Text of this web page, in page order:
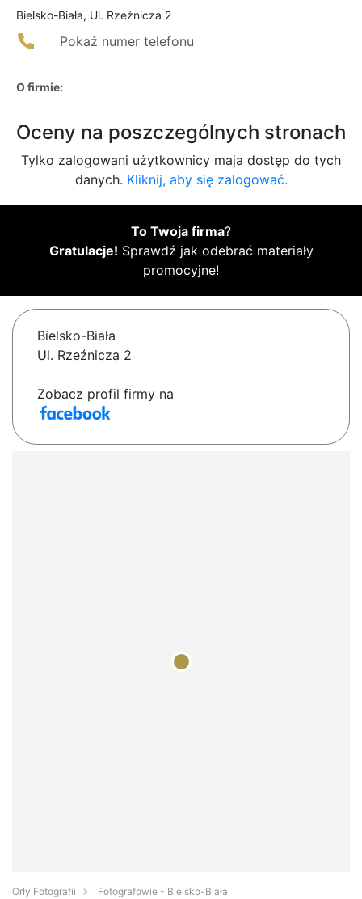
Bielsko-Biała, Ul. Rzeźnicza 2
Pokaż numer telefonu
O firmie:
Oceny na poszczególnych stronach
Tylko zalogowani użytkownicy maja dostęp do tych
danych. Kliknij, aby się zalogować.
To Twoja firma?
Gratulacje! Sprawdź jak odebrać materiały
promocyjne!
Bielsko-Biała
Ul. Rzeźnicza 2
Zobacz profil firmy na
Orły Fotografii
Fotografowie - Bielsko-Biała